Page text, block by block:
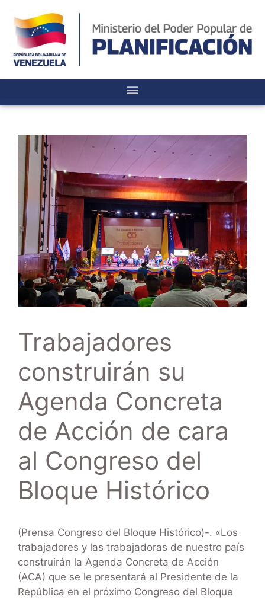
Trabajadores
construirán su
Agenda Concreta
de Acción de cara
al Congreso del
Bloque Histórico
(Prensa Congreso del Bloque Histórico)-. «Los
trabajadores y las trabajadoras de nuestro país
construirán la Agenda Concreta de Acción
(ACA) que se le presentará al Presidente de la
República en el próximo Congreso del Bloque